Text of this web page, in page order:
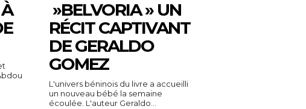
»BELVORIA » UN
RÉCIT CAPTIVANT
DE GERALDO
GOMEZ
L'univers béninois du livre a accueilli
un nouveau bébé la semaine
écoulée. L'auteur Geraldo...